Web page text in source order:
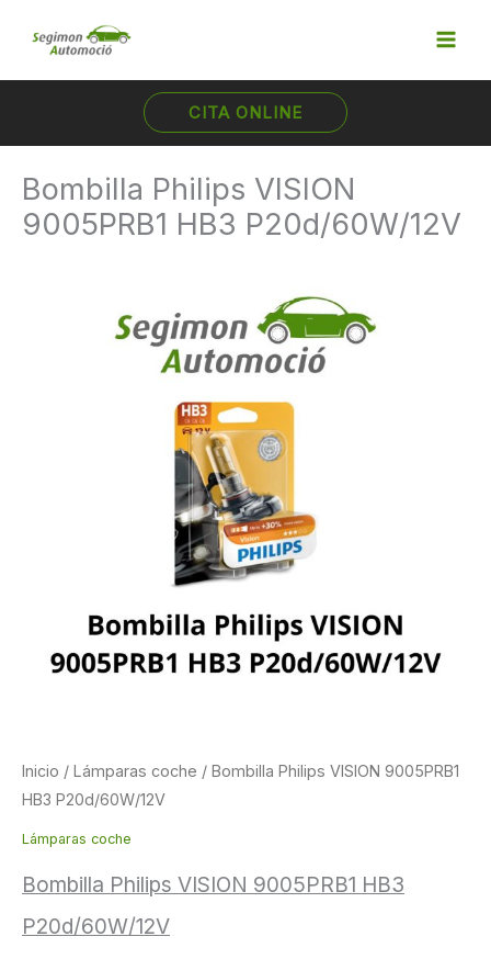
contenido
CITA ONLINE
Bombilla Philips VISION
9005PRB1 HB3 P20d/60W/12V
Inicio / Lámparas coche / Bombilla Philips VISION 9005PRB1
HB3 P20d/60W/12V
Lámparas coche
Bombilla Philips VISION 9005PRB1 HB3
P20d/60W/12V